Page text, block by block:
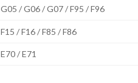
G05 / G06 / G07 / F95 / F96
F15 / F16 / F85 / F86
E70 / E71